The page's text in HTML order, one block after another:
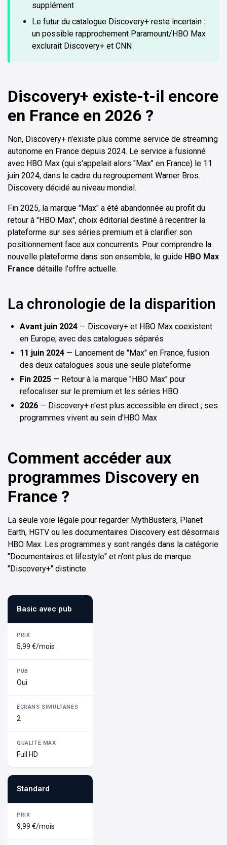
supplément
Le futur du catalogue Discovery+ reste incertain :
un possible rapprochement Paramount/HBO Max
exclurait Discovery+ et CNN
Discovery+ existe-t-il encore
en France en 2026 ?
Non, Discovery+ n'existe plus comme service de streaming
autonome en France depuis 2024. Le service a fusionné
avec HBO Max (qui s'appelait alors "Max" en France) le 11
juin 2024, dans le cadre du regroupement Warner Bros.
Discovery décidé au niveau mondial.
Fin 2025, la marque "Max" a été abandonnée au profit du
retour à "HBO Max", choix éditorial destiné à recentrer la
plateforme sur ses séries premium et à clarifier son
positionnement face aux concurrents. Pour comprendre la
nouvelle plateforme dans son ensemble, le guide HBO Max
France détaille l'offre actuelle.
La chronologie de la disparition
Avant juin 2024 — Discovery+ et HBO Max coexistent
en Europe, avec des catalogues séparés
11 juin 2024 — Lancement de "Max" en France, fusion
des deux catalogues sous une seule plateforme
Fin 2025 — Retour à la marque "HBO Max" pour
refocaliser sur le premium et les séries HBO
2026 — Discovery+ n'est plus accessible en direct ; ses
programmes vivent au sein d'HBO Max
Comment accéder aux
programmes Discovery en
France ?
La seule voie légale pour regarder MythBusters, Planet
Earth, HGTV ou les documentaires Discovery est désormais
HBO Max. Les programmes y sont rangés dans la catégorie
"Documentaires et lifestyle" et n'ont plus de marque
"Discovery+" distincte.
Basic avec pub
5,99 €/mois
Oui
2
Full HD
Standard
9,99 €/mois